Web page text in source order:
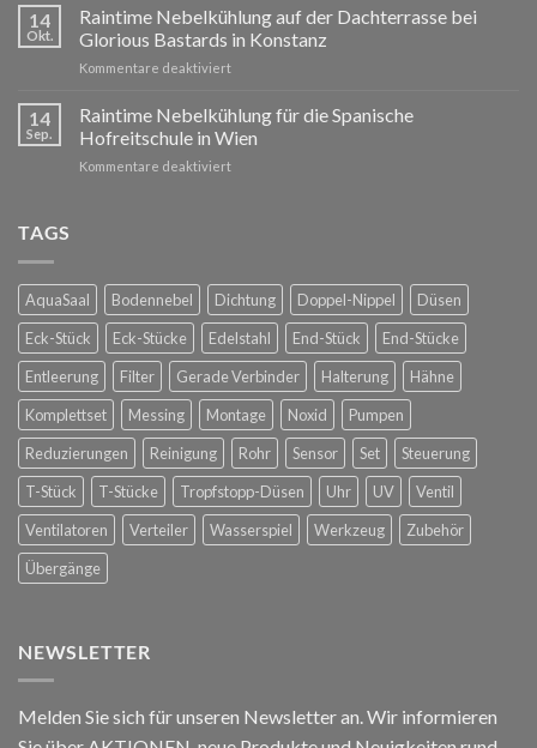
Jahr!
planen
umsetzen:
Raintime
für
Ihre
14
Okt.
Raintime Nebelkühlung auf der Dachterrasse bei
Glorious Bastards in Konstanz
Kommentare deaktiviertfür
Nebelkühlung
der
Dachterrasse
14
Sep.
Raintime Nebelkühlung für die Spanische
Hofreitschule in Wien
Kommentare deaktiviertfür
Hofreitschule
in
Wien
TAGS
AquaSaal Bodennebel Dichtung Doppel-Nippel
Düsen
Eck-Stück
Eck-Stücke Edelstahl End-Stück
End-Stücke
Entleerung
Filter Gerade Verbinder Halterung
Hähne
Komplettset
Messing Montage Noxid
Pumpen
Reduzierungen
Reinigung Rohr Sensor Set
Steuerung
T-Stück
T-Stücke Tropfstopp-Düsen Uhr UV
Ventil
Ventilatoren
Verteiler Wasserspiel Werkzeug
Zubehör
Übergänge
NEWSLETTER
Melden Sie sich für unseren Newsletter an. Wir informieren